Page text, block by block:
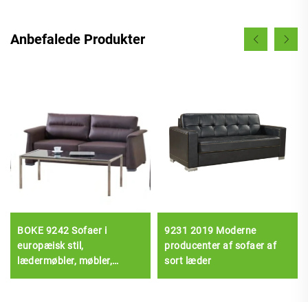
Anbefalede Produkter
BOKE 9242 Sofaer i
europæisk stil,
lædermøbler, møbler,
9231 2019 Moderne
producenter af sofaer af
sort læder